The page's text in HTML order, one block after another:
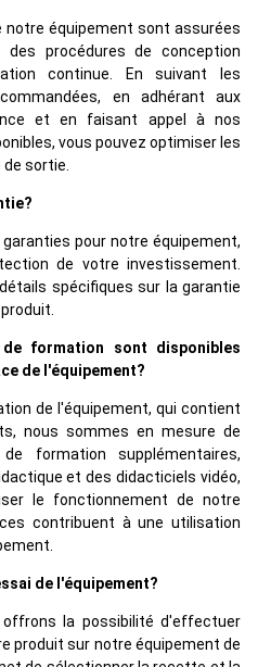
notre équipement sont assurées
procédures de conception
continue. En suivant les
en adhérant aux
et en faisant appel à nos
vous pouvez optimiser les
sortie.
pour notre équipement,
de votre investissement.
spécifiques sur la garantie
formation sont disponibles
de l'équipement?
de l'équipement, qui contient
nous sommes en mesure de
formation supplémentaires,
et des didacticiels vidéo,
le fonctionnement de notre
contribuent à une utilisation
de l'équipement?
offrons la possibilité d'effectuer
produit sur notre équipement de